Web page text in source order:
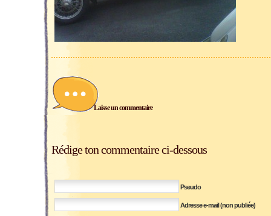
Laisse un commentaire
Rédige ton commentaire ci-dessous
Pseudo
Adresse e-mail (non publiée)